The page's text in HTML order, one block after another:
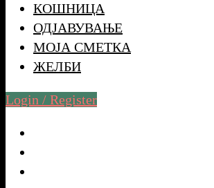
КОШНИЦА
ОДЈАВУВАЊЕ
МОЈА СМЕТКА
ЖЕЛБИ
Login / Register